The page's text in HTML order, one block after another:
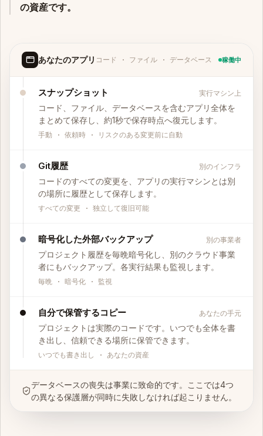
の資産です。
あなたのアプリ コード · ファイル · データベース 稼働中
スナップショット 実行マシン上
コード、ファイル、データベースを含むアプリ全体を
まとめて保存し、約1秒で保存時点へ復元します。
手動 · 依頼時 · リスクのある変更前に自動
Git履歴 別のインフラ
コードのすべての変更を、アプリの実行マシンとは別
の場所に履歴として保存します。
すべての変更 · 独立して復旧可能
暗号化した外部バックアップ 別の事業者
プロジェクト履歴を毎晩暗号化し、別のクラウド事業
者にもバックアップ。各実行結果も監視します。
毎晩 · 暗号化 · 監視
自分で保管するコピー あなたの手元
プロジェクトは実際のコードです。いつでも全体を書
き出し、信頼できる場所に保管できます。
いつでも書き出し · あなたの資産
データベースの喪失は事業に致命的です。ここでは4つ
の異なる保護層が同時に失敗しなければ起こりません。